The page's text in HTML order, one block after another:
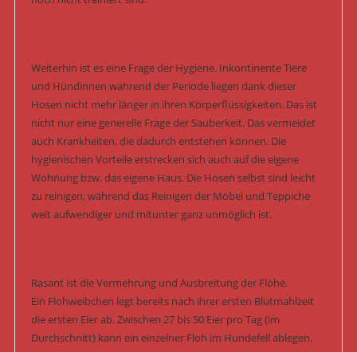
Weiterhin ist es eine Frage der Hygiene. Inkontinente Tiere
und Hündinnen während der Periode liegen dank dieser
Hosen nicht mehr länger in ihren Körperflüssigkeiten. Das ist
nicht nur eine generelle Frage der Sauberkeit. Das vermeidet
auch Krankheiten, die dadurch entstehen können. Die
hygienischen Vorteile erstrecken sich auch auf die eigene
Wohnung bzw. das eigene Haus. Die Hosen selbst sind leicht
zu reinigen, während das Reinigen der Möbel und Teppiche
weit aufwendiger und mitunter ganz unmöglich ist.
Rasant ist die Vermehrung und Ausbreitung der Flöhe.
Ein Flohweibchen legt bereits nach ihrer ersten Blutmahlzeit
die ersten Eier ab. Zwischen 27 bis 50 Eier pro Tag (im
Durchschnitt) kann ein einzelner Floh im Hundefell ablegen.